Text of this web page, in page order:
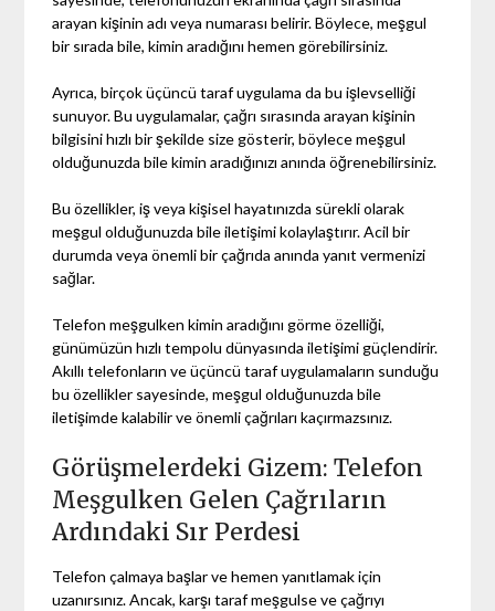
arayan kişinin adı veya numarası belirir. Böylece, meşgul
bir sırada bile, kimin aradığını hemen görebilirsiniz.
Ayrıca, birçok üçüncü taraf uygulama da bu işlevselliği
sunuyor. Bu uygulamalar, çağrı sırasında arayan kişinin
bilgisini hızlı bir şekilde size gösterir, böylece meşgul
olduğunuzda bile kimin aradığınızı anında öğrenebilirsiniz.
Bu özellikler, iş veya kişisel hayatınızda sürekli olarak
meşgul olduğunuzda bile iletişimi kolaylaştırır. Acil bir
durumda veya önemli bir çağrıda anında yanıt vermenizi
sağlar.
Telefon meşgulken kimin aradığını görme özelliği,
günümüzün hızlı tempolu dünyasında iletişimi güçlendirir.
Akıllı telefonların ve üçüncü taraf uygulamaların sunduğu
bu özellikler sayesinde, meşgul olduğunuzda bile
iletişimde kalabilir ve önemli çağrıları kaçırmazsınız.
Görüşmelerdeki Gizem: Telefon
Meşgulken Gelen Çağrıların
Ardındaki Sır Perdesi
Telefon çalmaya başlar ve hemen yanıtlamak için
uzanırsınız. Ancak, karşı taraf meşgulse ve çağrıyı